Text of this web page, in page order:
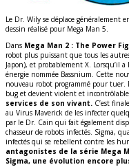
Le Dr. Wily se déplace généralement
dessin réalisé pour Mega Man 5.
Dans Mega Man 2 : The Power
robot plus puissant que tous les
Japon), et probablement X. Lorsqu’il
énergie nommée Bassnium. Cette
nouveau robot programmé pour
bug et devient violent et
services de son vivant. C’est
au Virus Maverick de les infecter
par le Dr. Cain qui fait également
chasseur de robots infectés. Sigma,
infectés qui se rebellent contre les
antagonistes de la série Mega
Sigma, une évolution encore